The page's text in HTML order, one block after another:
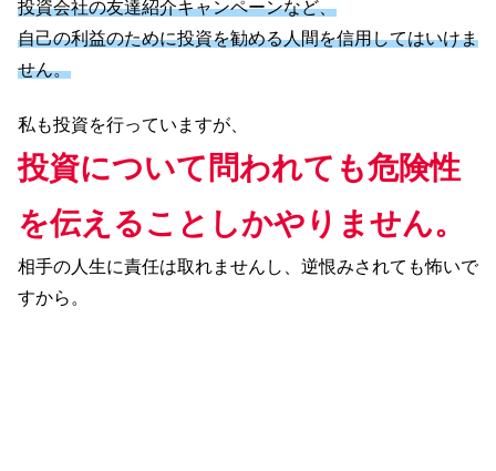
投資会社の友達紹介キャンペーンなど、
自己の利益のために投資を勧める人間を信用してはいけま
せん。
私も投資を行っていますが、
投資について問われても危険性
を伝えることしかやりません。
相手の人生に責任は取れませんし、逆恨みされても怖いで
すから。